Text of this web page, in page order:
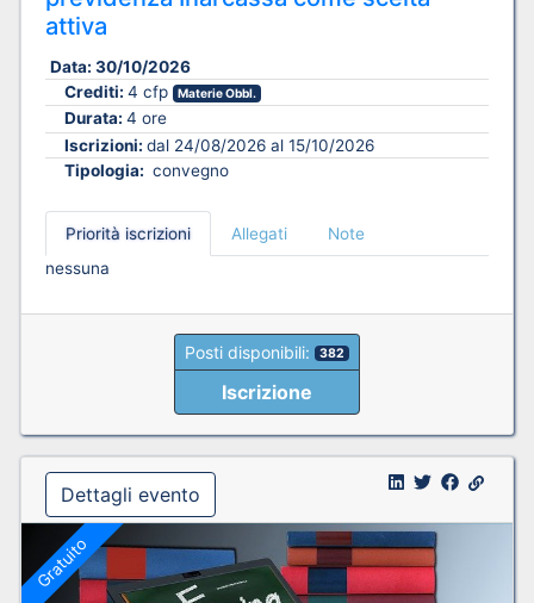
attiva
Data: 30/10/2026
Crediti: 4 cfp Materie Obbl.
Durata: 4 ore
Iscrizioni: dal 24/08/2026 al 15/10/2026
Tipologia: convegno
Priorità iscrizioni Allegati
Note
nessuna
Posti disponibili: 382
Iscrizione
Dettagli evento
Gratuito